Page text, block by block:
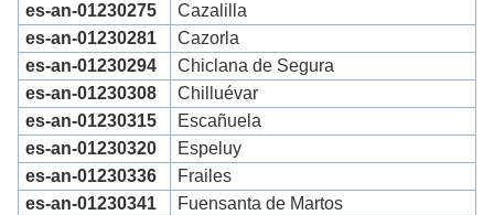
es-an-01230275
Cazalilla
es-an-01230281
Cazorla
es-an-01230294
Chiclana de Segura
es-an-01230308
Chilluévar
es-an-01230315
Escañuela
es-an-01230320
Espeluy
es-an-01230336
Frailes
es-an-01230341
Fuensanta de Martos